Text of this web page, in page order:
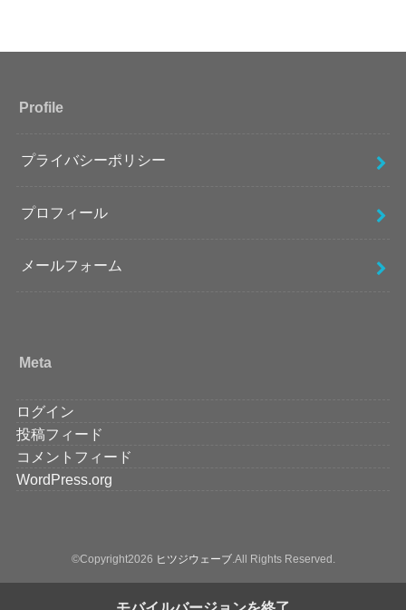
Profile
プライバシーポリシー
プロフィール
メールフォーム
Meta
ログイン
投稿フィード
コメントフィード
WordPress.org
©Copyright2026 ヒツジウェーブ.All Rights Reserved.